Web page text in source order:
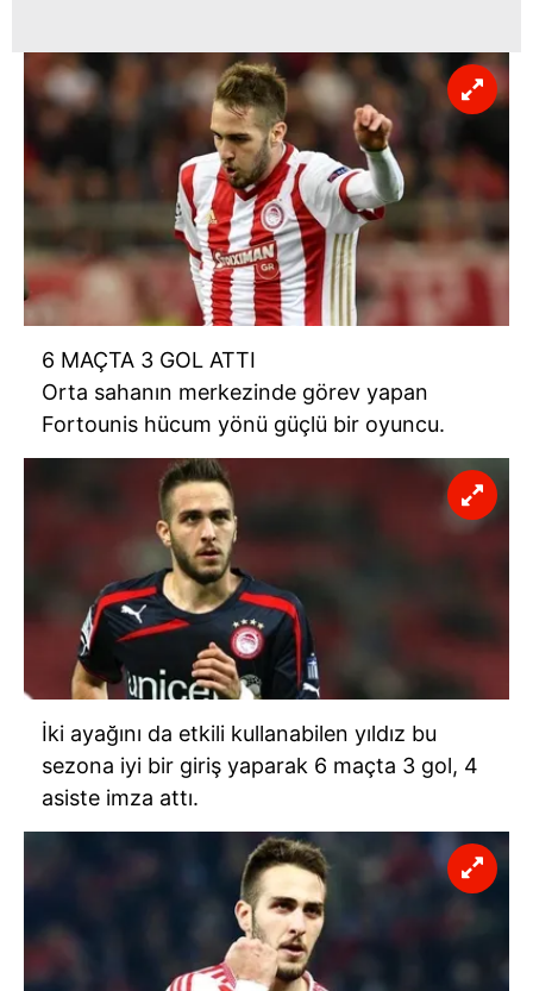
6 MAÇTA 3 GOL ATTI
Orta sahanın merkezinde görev yapan
Fortounis hücum yönü güçlü bir oyuncu.
İki ayağını da etkili kullanabilen yıldız bu
sezona iyi bir giriş yaparak 6 maçta 3 gol, 4
asiste imza attı.